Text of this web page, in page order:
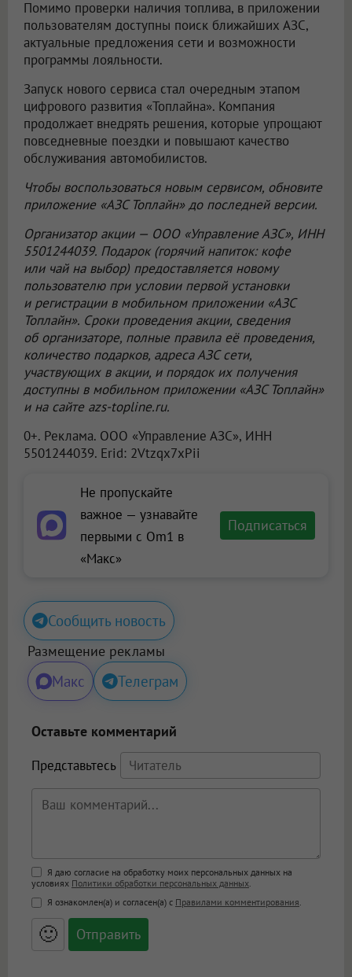
Помимо проверки наличия топлива, в приложении
пользователям доступны поиск ближайших АЗС,
актуальные предложения сети и возможности
программы лояльности.
Запуск нового сервиса стал очередным этапом
цифрового развития «Топлайна». Компания
продолжает внедрять решения, которые упрощают
повседневные поездки и повышают качество
обслуживания автомобилистов.
Чтобы воспользоваться новым сервисом, обновите
приложение «АЗС Топлайн» до последней версии.
Организатор акции — ООО «Управление АЗС», ИНН
5501244039. Подарок (горячий напиток: кофе
или чай на выбор) предоставляется новому
пользователю при условии первой установки
и регистрации в мобильном приложении «АЗС
Топлайн». Сроки проведения акции, сведения
об организаторе, полные правила её проведения,
количество подарков, адреса АЗС сети,
участвующих в акции, и порядок их получения
доступны в мобильном приложении «АЗС Топлайн»
и на сайте azs-topline.ru.
0+. Реклама. ООО «Управление АЗС», ИНН
5501244039. Erid: 2Vtzqx7xPii
Не пропускайте
важное — узнавайте
первыми с Om1 в
«Макс»
Подписаться
Сообщить новость
Размещение рекламы
Макс Телеграм
Оставьте комментарий
Представьтесь
Поддержка HTML
<b>, <strong>, <u>, <i>, <em>, <s>, <big>,
<small>, <sup>, <sub>, <pre>, <ul>, <ol>, <li>,
<blockquote>, <code> экранирует HTML,
адреса URL автоматически становятся
ссылками, и [img]адрес[/img] будет
Я даю согласие на обработку моих персональных данных на
условиях Политики обработки персональных данных.
Я ознакомлен(а) и согласен(а) с Правилами комментирования.
🙂